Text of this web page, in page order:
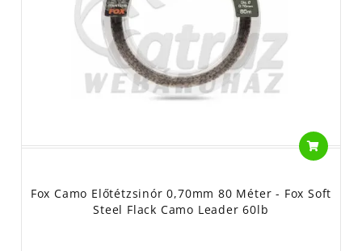
Fox Camo Előtétzsinór 0,70mm 80 Méter - Fox Soft
Steel Flack Camo Leader 60lb